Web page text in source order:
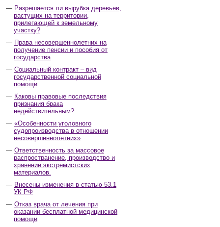
Разрешается ли вырубка деревьев,
растущих на территории,
прилегающей к земельному
участку?
Права несовершеннолетних на
получение пенсии и пособия от
государства
Социальный контракт – вид
государственной социальной
помощи
Каковы правовые последствия
признания брака
недействительным?
«Особенности уголовного
судопроизводства в отношении
несовершеннолетних»
Ответственность за массовое
распространение, производство и
хранение экстремистских
материалов.
Внесены изменения в статью 53.1
УК РФ
Отказ врача от лечения при
оказании бесплатной медицинской
помощи